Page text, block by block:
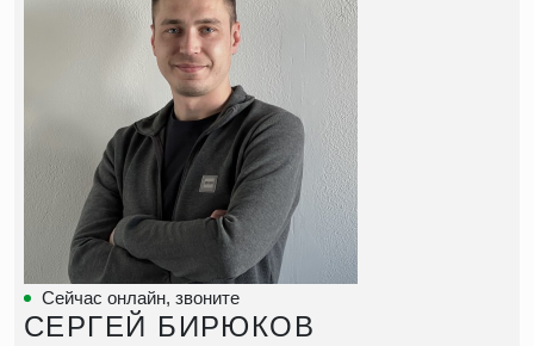
Сейчас онлайн, звоните
СЕРГЕЙ БИРЮКОВ